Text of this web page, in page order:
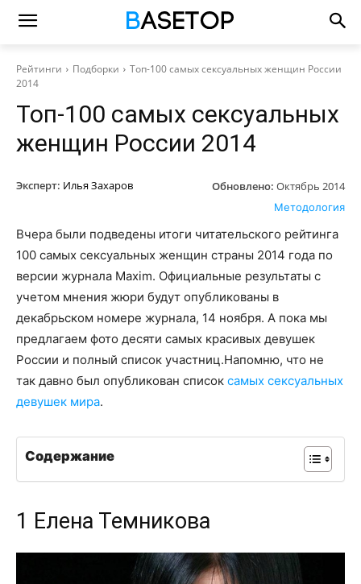
Рейтинги Подборки
Топ-100 самых сексуальных женщин России
2014
Топ-100 самых сексуальных
женщин России 2014
Эксперт: Илья Захаров Обновлено: Октябрь 2014
Методология
Вчера были подведены итоги читательского рейтинга
100 самых сексуальных женщин страны 2014 года по
версии журнала Maxim. Официальные результаты с
учетом мнения жюри будут опубликованы в
декабрьском номере журнала, 14 ноября. А пока мы
предлагаем фото десяти самых красивых девушек
России и полный список участниц.Напомню, что не
так давно был опубликован список самых сексуальных
девушек мира.
Содержание
1 Елена Темникова